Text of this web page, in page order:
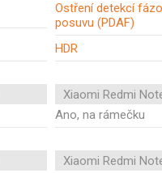
Ostření detekcí
posuvu (PDAF)
HDR
Xiaomi Redmi
Ano, na rámečku
Xiaomi Redmi